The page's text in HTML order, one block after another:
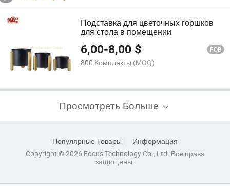
Подставка для цветочных горшков
для стола в помещении
6,00-8,00 $ FOB
800 Комплекты (MOQ)
Просмотреть Больше
Популярные Товары
Информация
Copyright © 2026 Focus Technology Co., Ltd. Все права
защищены.